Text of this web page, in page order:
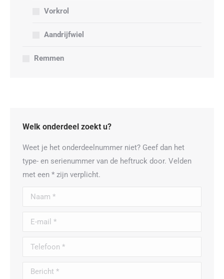
Vorkrol
Aandrijfwiel
Remmen
Welk onderdeel zoekt u?
Weet je het onderdeelnummer niet? Geef dan het
type- en serienummer van de heftruck door. Velden
met een * zijn verplicht.
Naam *
E-mail *
Telefoon *
Bericht *